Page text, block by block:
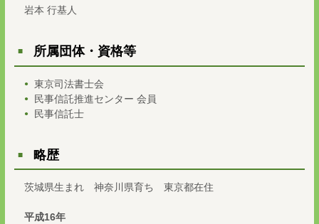
岩本 行基人
所属団体・資格等
東京司法書士会
民事信託推進センター 会員
民事信託士
略歴
茨城県生まれ 神奈川県育ち 東京都在住
平成16年